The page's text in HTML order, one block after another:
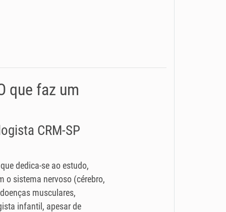
que faz um
CRM-SP
dedica-se ao estudo,
o sistema nervoso (cérebro,
musculares,
infantil, apesar de